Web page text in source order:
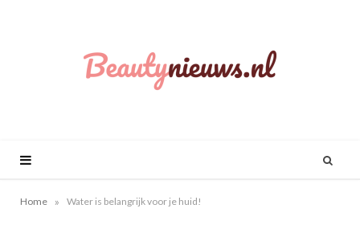
Home » Water is belangrijk voor je huid!